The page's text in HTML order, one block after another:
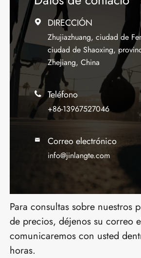
 DIRECCIÓN
Zhujiazhuang, ciudad de
ciudad de Shaoxing,
Zhejiang, China
 Teléfono
+86-13967527046
 Correo electrónico
info@jinlangte.com
Para consultas sobre nuestros
de precios, déjenos su correo
comunicaremos con usted
horas.